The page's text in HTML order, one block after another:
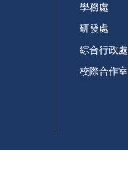
學務處
研發處
綜合行政處
校際合作室